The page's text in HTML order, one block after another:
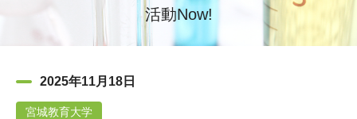
中谷財団について
設立趣意書
中谷財団事業紹介
活動Now!
2025年11月18日
宮城教育大学